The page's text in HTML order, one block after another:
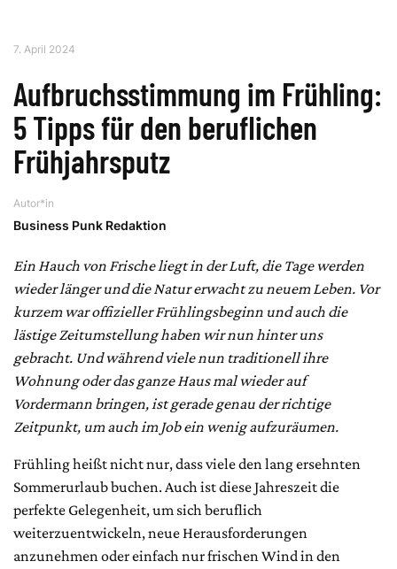
7. April 2024
Aufbruchsstimmung im Frühling:
5 Tipps für den beruflichen
Frühjahrsputz
Autor*in
Business Punk Redaktion
Ein Hauch von Frische liegt in der Luft, die Tage werden
wieder länger und die Natur erwacht zu neuem Leben. Vor
kurzem war offizieller Frühlingsbeginn und auch die
lästige Zeitumstellung haben wir nun hinter uns
gebracht. Und während viele nun traditionell ihre
Wohnung oder das ganze Haus mal wieder auf
Vordermann bringen, ist gerade genau der richtige
Zeitpunkt, um auch im Job ein wenig aufzuräumen.
Frühling heißt nicht nur, dass viele den lang ersehnten
Sommerurlaub buchen. Auch ist diese Jahreszeit die
perfekte Gelegenheit, um sich beruflich
weiterzuentwickeln, neue Herausforderungen
anzunehmen oder einfach nur frischen Wind in den